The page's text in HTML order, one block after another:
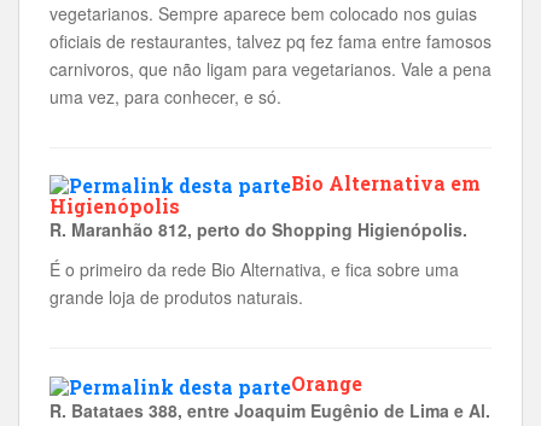
vegetarianos. Sempre aparece bem colocado nos guias
oficiais de restaurantes, talvez pq fez fama entre famosos
carnivoros, que não ligam para vegetarianos. Vale a pena
uma vez, para conhecer, e só.
Bio Alternativa em
Higienópolis
R. Maranhão 812, perto do Shopping Higienópolis.
É o primeiro da rede Bio Alternativa, e fica sobre uma
grande loja de produtos naturais.
Orange
R. Batataes 388, entre Joaquim Eugênio de Lima e Al.